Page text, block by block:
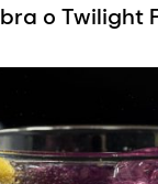
o Twilight